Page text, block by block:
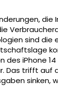
die
sind die
des iPhone
Das trifft auf
sinken,